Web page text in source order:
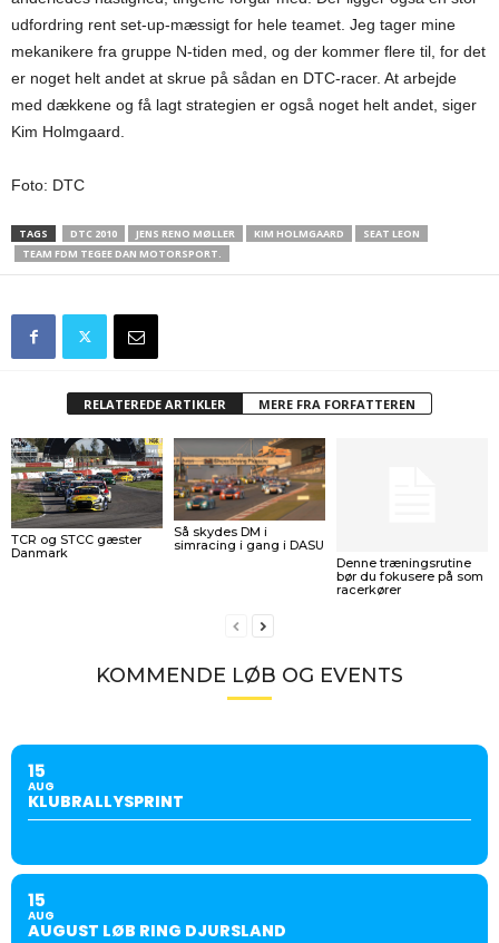
udfordring rent set-up-mæssigt for hele teamet. Jeg tager mine
mekanikere fra gruppe N-tiden med, og der kommer flere til, for det
er noget helt andet at skrue på sådan en DTC-racer. At arbejde
med dækkene og få lagt strategien er også noget helt andet, siger
Kim Holmgaard.
Foto: DTC
TAGS DTC 2010 JENS RENO MØLLER KIM HOLMGAARD
SEAT LEON
TEAM FDM TEGEE DAN MOTORSPORT.
RELATEREDE ARTIKLER MERE FRA FORFATTEREN
TCR og STCC gæster
Danmark
Så skydes DM i
simracing i gang i DASU
Denne træningsrutine
bør du fokusere på som
racerkører
KOMMENDE LØB OG EVENTS
15
AUG
KLUBRALLYSPRINT
15
AUG
AUGUST LØB RING DJURSLAND